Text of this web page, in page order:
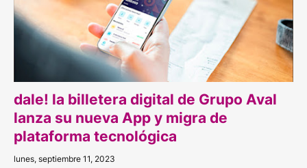
dale! la billetera digital de Grupo Aval
lanza su nueva App y migra de
plataforma tecnológica
lunes, septiembre 11, 2023